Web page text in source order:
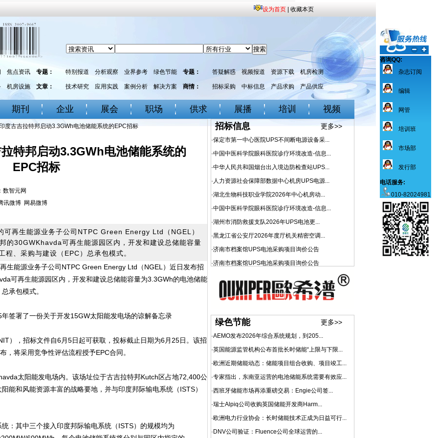
咨询QQ:
杂志订阅
编辑
网管
培训班
市场部
发行部
电话服务:
010-82024981
设为首页 收藏本页
焦点资讯 专题： 特别报道 分析观察 业界参考 绿色节能 专题： 答疑解惑 视频报道 资源下载 机房检测
机房设施 文章： 技术研究 应用实践 案例分析 解决方案 商情： 招标采购 中标信息 产品求购 产品供应
期刊 企业 展会 职场 供求 展播 培训 视频
度古吉拉特邦启动3.3GWh电池储能系统的EPC招标
特邦启动3.3GWh电池储能系统的
EPC招标
智元网
讯微博 网易微博
可再生能源业务子公司NTPC Green Energy Ltd（NGEL）
的30GWKhavda可再生能源园区内，开发和建设总储能容量
、采购与建设（EPC）总承包模式。
生能源业务子公司NTPC Green Energy Ltd（NGEL）近日发布招
可再生能源园区内，开发和建设总储能容量为3.3GWh的电池储能
承包模式。
署了一份关于开发15GW太阳能发电场的谅解备忘录
，招标文件自6月5日起可获取，投标截止日期为6月25日。该招
，将采用竞争性评估流程授予EPC合同。
太阳能发电场内。该场址位于古吉拉特邦Kutch区占地72,400公
能和风能资源丰富的战略要地，并与印度邦际输电系统（ISTS）
其中三个接入印度邦际输电系统（ISTS）的规模均为
招标信息 更多>>
·保定市第一中心医院UPS不间断电源设备采...
·中国中医科学院眼科医院诊疗环境改造-信息...
·中华人民共和国烟台出入境边防检查站UPS...
· 人力资源社会保障部数据中心机房UPS电源...
·湖北生物科技职业学院2026年中心机房动...
·中国中医科学院眼科医院诊疗环境改造-信息...
·湖州市消防救援支队2026年UPS电池更...
·黑龙江省公安厅2026年度厅机关精密空调...
·济南市档案馆UPS电池采购项目询价公告
·济南市档案馆UPS电池采购项目询价公告
绿色节能 更多>>
·AEMO发布2026年综合系统规划，到205...
·英国能源监管机构公布首批长时储能“上限与下限...
·欧洲近期储能动态：储能项目组合收购、项目竣工...
·专家指出，东南亚运营的电池储能系统需要有效应...
·西班牙储能市场再添重磅交易：Engie公司签...
·瑞士Alpiq公司收购英国储能开发商Harm...
·欧洲电力行业协会：长时储能技术正成为日益可行...
· DNV公司验证：Fluence公司全球运营的...